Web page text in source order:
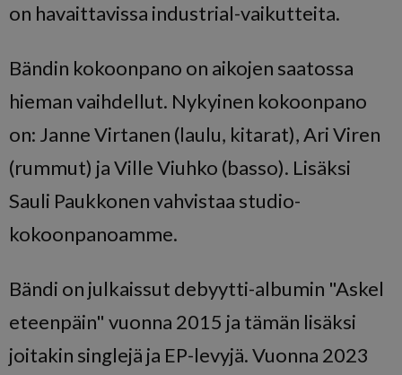
on havaittavissa industrial-vaikutteita.
Bändin kokoonpano on aikojen saatossa
hieman vaihdellut. Nykyinen kokoonpano
on: Janne Virtanen (laulu, kitarat), Ari Viren
(rummut) ja Ville Viuhko (basso). Lisäksi
Sauli Paukkonen vahvistaa studio-
kokoonpanoamme.
Bändi on julkaissut debyytti-albumin "Askel
eteenpäin" vuonna 2015 ja tämän lisäksi
joitakin singlejä ja EP-levyjä. Vuonna 2023